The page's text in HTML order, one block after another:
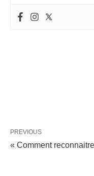
PREVIOUS
« Comment